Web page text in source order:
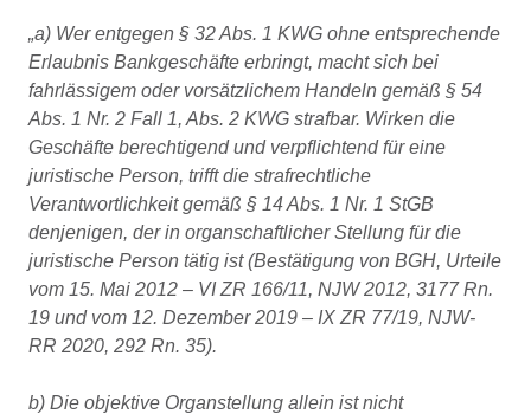
„a) Wer entgegen § 32 Abs. 1 KWG ohne entsprechende
Erlaubnis Bankgeschäfte erbringt, macht sich bei
fahrlässigem oder vorsätzlichem Handeln gemäß § 54
Abs. 1 Nr. 2 Fall 1, Abs. 2 KWG strafbar. Wirken die
Geschäfte berechtigend und verpflichtend für eine
juristische Person, trifft die strafrechtliche
Verantwortlichkeit gemäß § 14 Abs. 1 Nr. 1 StGB
denjenigen, der in organschaftlicher Stellung für die
juristische Person tätig ist (Bestätigung von BGH, Urteile
vom 15. Mai 2012 – VI ZR 166/11, NJW 2012, 3177 Rn.
19 und vom 12. Dezember 2019 – IX ZR 77/19, NJW-
RR 2020, 292 Rn. 35).
b) Die objektive Organstellung allein ist nicht